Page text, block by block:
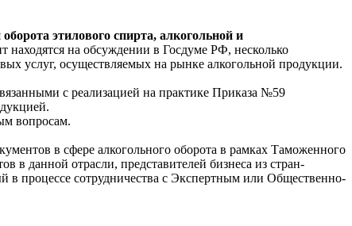
этилового спирта, алкогольной и
находятся на обсуждении в Госдуме РФ, несколько
услуг, осуществляемых на рынке алкогольной продукции.
с реализацией на практике Приказа №59
вопросам.
в сфере алкогольного оборота в рамках Таможенного
в данной отрасли, представителей бизнеса из стран-
процессе сотрудничества с Экспертным или Общественно-